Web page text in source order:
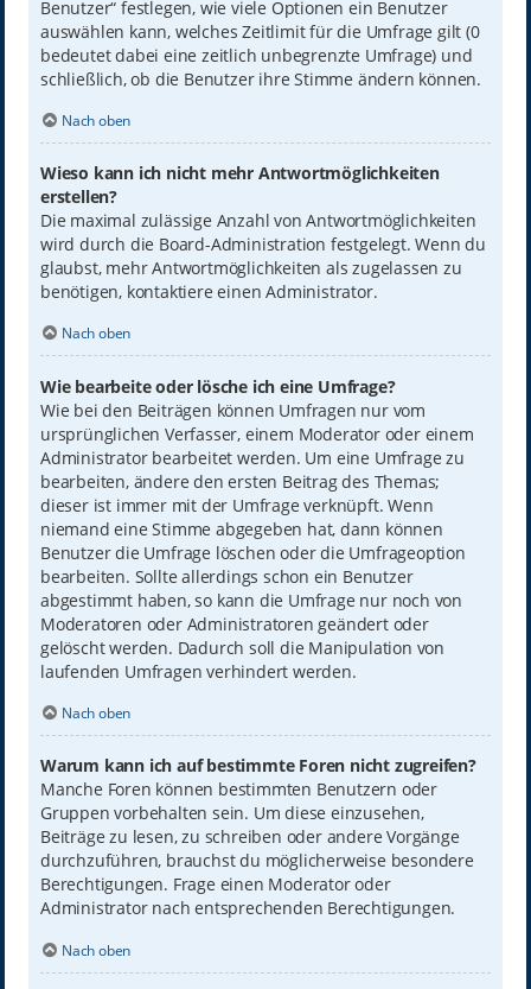
Benutzer“ festlegen, wie viele Optionen ein Benutzer
auswählen kann, welches Zeitlimit für die Umfrage gilt (0
bedeutet dabei eine zeitlich unbegrenzte Umfrage) und
schließlich, ob die Benutzer ihre Stimme ändern können.
Nach oben
Wieso kann ich nicht mehr Antwortmöglichkeiten
erstellen?
Die maximal zulässige Anzahl von Antwortmöglichkeiten
wird durch die Board-Administration festgelegt. Wenn du
glaubst, mehr Antwortmöglichkeiten als zugelassen zu
benötigen, kontaktiere einen Administrator.
Nach oben
Wie bearbeite oder lösche ich eine Umfrage?
Wie bei den Beiträgen können Umfragen nur vom
ursprünglichen Verfasser, einem Moderator oder einem
Administrator bearbeitet werden. Um eine Umfrage zu
bearbeiten, ändere den ersten Beitrag des Themas;
dieser ist immer mit der Umfrage verknüpft. Wenn
niemand eine Stimme abgegeben hat, dann können
Benutzer die Umfrage löschen oder die Umfrageoption
bearbeiten. Sollte allerdings schon ein Benutzer
abgestimmt haben, so kann die Umfrage nur noch von
Moderatoren oder Administratoren geändert oder
gelöscht werden. Dadurch soll die Manipulation von
laufenden Umfragen verhindert werden.
Nach oben
Warum kann ich auf bestimmte Foren nicht zugreifen?
Manche Foren können bestimmten Benutzern oder
Gruppen vorbehalten sein. Um diese einzusehen,
Beiträge zu lesen, zu schreiben oder andere Vorgänge
durchzuführen, brauchst du möglicherweise besondere
Berechtigungen. Frage einen Moderator oder
Administrator nach entsprechenden Berechtigungen.
Nach oben